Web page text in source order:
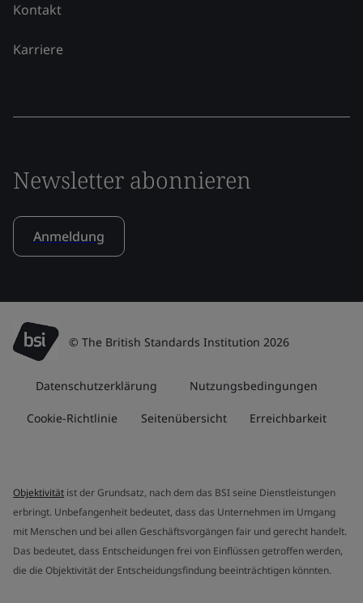
Kontakt
Karriere
Newsletter abonnieren
Anmeldung
© The British Standards Institution 2026
Datenschutzerklärung Nutzungsbedingungen
Cookie-Richtlinie Seitenübersicht Erreichbarkeit
Objektivität ist der Grundsatz, nach dem das BSI seine Dienstleistungen
erbringt. Unbefangenheit bedeutet, dass das Unternehmen im Umgang
mit Menschen und bei allen Geschäftsvorgängen fair und gerecht handelt.
Das bedeutet, dass Entscheidungen frei von Einflüssen getroffen werden,
die die Objektivität der Entscheidungsfindung beeinträchtigen könnten.